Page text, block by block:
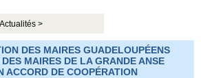
Actualités >
DES MAIRES GUADELOUPÉENS
MAIRES DE LA GRANDE ANSE
ACCORD DE COOPÉRATION